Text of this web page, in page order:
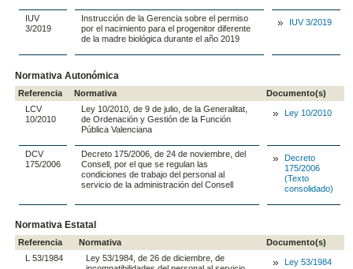
IUV
3/2019
Instrucción de la Gerencia sobre el permiso
por el nacimiento para el progenitor diferente
de la madre biológica durante el año 2019
IUV 3/2019
Normativa Autonómica
Referencia Normativa
Documento(s)
LCV
10/2010
Ley 10/2010, de 9 de julio, de la Generalitat,
de Ordenación y Gestión de la Función
Pública Valenciana
Ley 10/2010
DCV
175/2006
Decreto 175/2006, de 24 de noviembre, del
Consell, por el que se regulan las
condiciones de trabajo del personal al
servicio de la administración del Consell
Decreto
175/2006
(Texto
consolidado)
Normativa Estatal
Referencia Normativa
Documento(s)
L 53/1984
Ley 53/1984, de 26 de diciembre, de
Ley 53/1984